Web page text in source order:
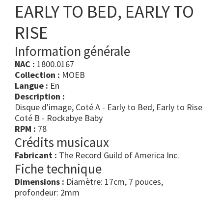
EARLY TO BED, EARLY TO
RISE
Information générale
NAC : 1800.0167
Collection : MOEB
Langue : En
Description :
Disque d'image, Coté A - Early to Bed, Early to Rise
Coté B - Rockabye Baby
RPM : 78
Crédits musicaux
Fabricant : The Record Guild of America Inc.
Fiche technique
Dimensions : Diamètre: 17cm, 7 pouces,
profondeur: 2mm